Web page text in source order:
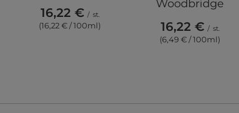
16,22 € / st.
(16,22 € / 100ml)
Woodbridge
16,22 € / st.
(6,49 € / 100ml)